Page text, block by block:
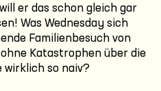
er das schon gleich gar
Was Wednesday sich
Familienbesuch von
Katastrophen über die
wirklich so naiv?